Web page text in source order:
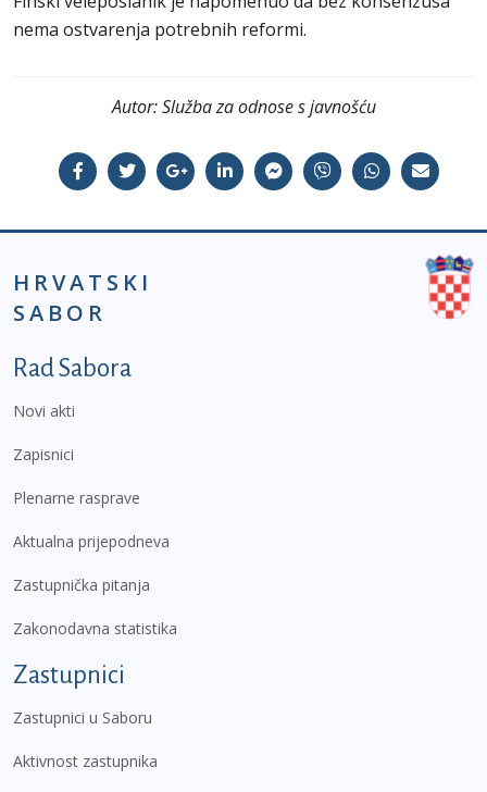
nema ostvarenja potrebnih reformi.
Autor: Služba za odnose s javnošću
HRVATSKI
SABOR
Podnožje prvi izbornik
Rad Sabora
Novi akti
Zapisnici
Plenarne rasprave
Aktualna prijepodneva
Zastupnička pitanja
Zakonodavna statistika
Zastupnici
Zastupnici u Saboru
Aktivnost zastupnika